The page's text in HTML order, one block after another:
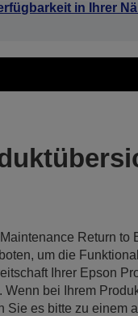
in Ihrer
Return to
um die
Ihrer Epson
Wenn bei Ihrem
Sie es bitte zu einem